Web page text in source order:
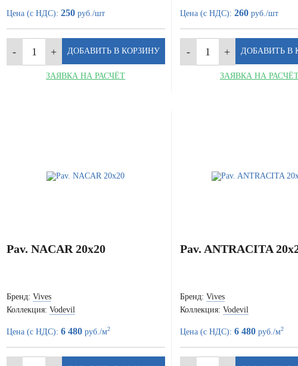
Цена (с НДС): 250руб./шт
ЗАЯВКА НА РАСЧЁТ
Цена (с НДС): 260 руб./шт
ЗАЯВКА НА
Pav. NACAR 20x20
Бренд: Vives
Коллекция: Vodevil
Цена (с НДС): 6 480руб./м2
Pav. ANTRACITA
Бренд: Vives
Коллекция: Vodevil
Цена (с НДС): 6 480 руб./м2